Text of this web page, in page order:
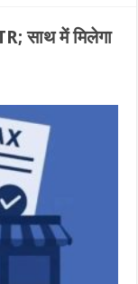
साथ में मिलेगा